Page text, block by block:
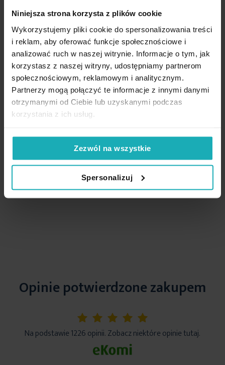
Niniejsza strona korzysta z plików cookie
Wykorzystujemy pliki cookie do spersonalizowania treści
i reklam, aby oferować funkcje społecznościowe i
analizować ruch w naszej witrynie. Informacje o tym, jak
korzystasz z naszej witryny, udostępniamy partnerom
społecznościowym, reklamowym i analitycznym.
Partnerzy mogą połączyć te informacje z innymi danymi
otrzymanymi od Ciebie lub uzyskanymi podczas
korzystania z ich usług.
Zezwól na wszystkie
Spersonalizuj
do listy życzeń
Dodaj do koszyka Dodaj do listy życzeńDodaj do koszyka
High-contrast mode
Opinie potwierdzone zakupem
5%
Na podstawie 1226 opinii. Zobacz niektóre opinie tutaj.